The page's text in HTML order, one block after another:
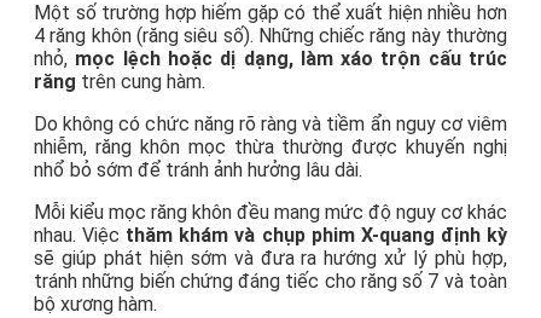
Một số trường hợp hiếm gặp có thể xuất hiện nhiều hơn
4 răng khôn (răng siêu số). Những chiếc răng này thường
nhỏ, mọc lệch hoặc dị dạng, làm xáo trộn cấu trúc
răng trên cung hàm.
Do không có chức năng rõ ràng và tiềm ẩn nguy cơ viêm
nhiễm, răng khôn mọc thừa thường được khuyến nghị
nhổ bỏ sớm để tránh ảnh hưởng lâu dài.
Mỗi kiểu mọc răng khôn đều mang mức độ nguy cơ khác
nhau. Việc thăm khám và chụp phim X-quang định kỳ
sẽ giúp phát hiện sớm và đưa ra hướng xử lý phù hợp,
tránh những biến chứng đáng tiếc cho răng số 7 và toàn
bộ xương hàm.